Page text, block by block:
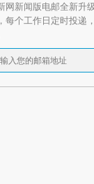
网新闻版电邮全新升
每个工作日定时投递